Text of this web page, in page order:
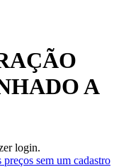
A
login.
sem um cadastro